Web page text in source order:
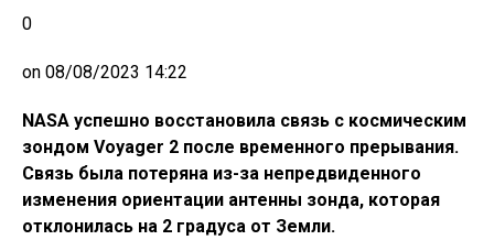
0
on 08/08/2023 14:22
NASA успешно восстановила связь с космическим
зондом Voyager 2 после временного прерывания.
Связь была потеряна из-за непредвиденного
изменения ориентации антенны зонда, которая
отклонилась на 2 градуса от Земли.